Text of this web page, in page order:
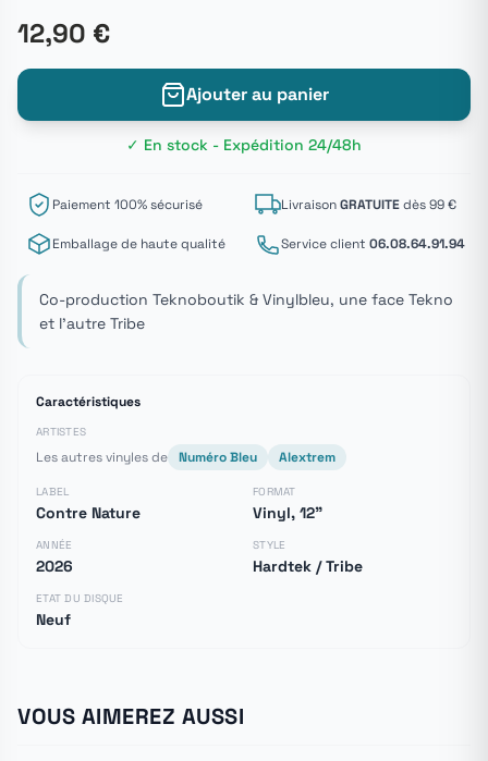
12,90 €
Ajouter au panier
✓ En stock - Expédition 24/48h
Paiement 100% sécurisé LivraisonGRATUITEdès 99 €
Emballage de haute qualité Service client 06.08.64.91.94
Co-production Teknoboutik & Vinylbleu, une face Tekno
et l'autre Tribe
Caractéristiques
ARTISTES
Les autres vinyles de Numéro Bleu Alextrem
LABEL
Contre Nature
FORMAT
Vinyl, 12"
ANNÉE
2026
STYLE
Hardtek / Tribe
ETAT DU DISQUE
Neuf
VOUS AIMEREZ AUSSI